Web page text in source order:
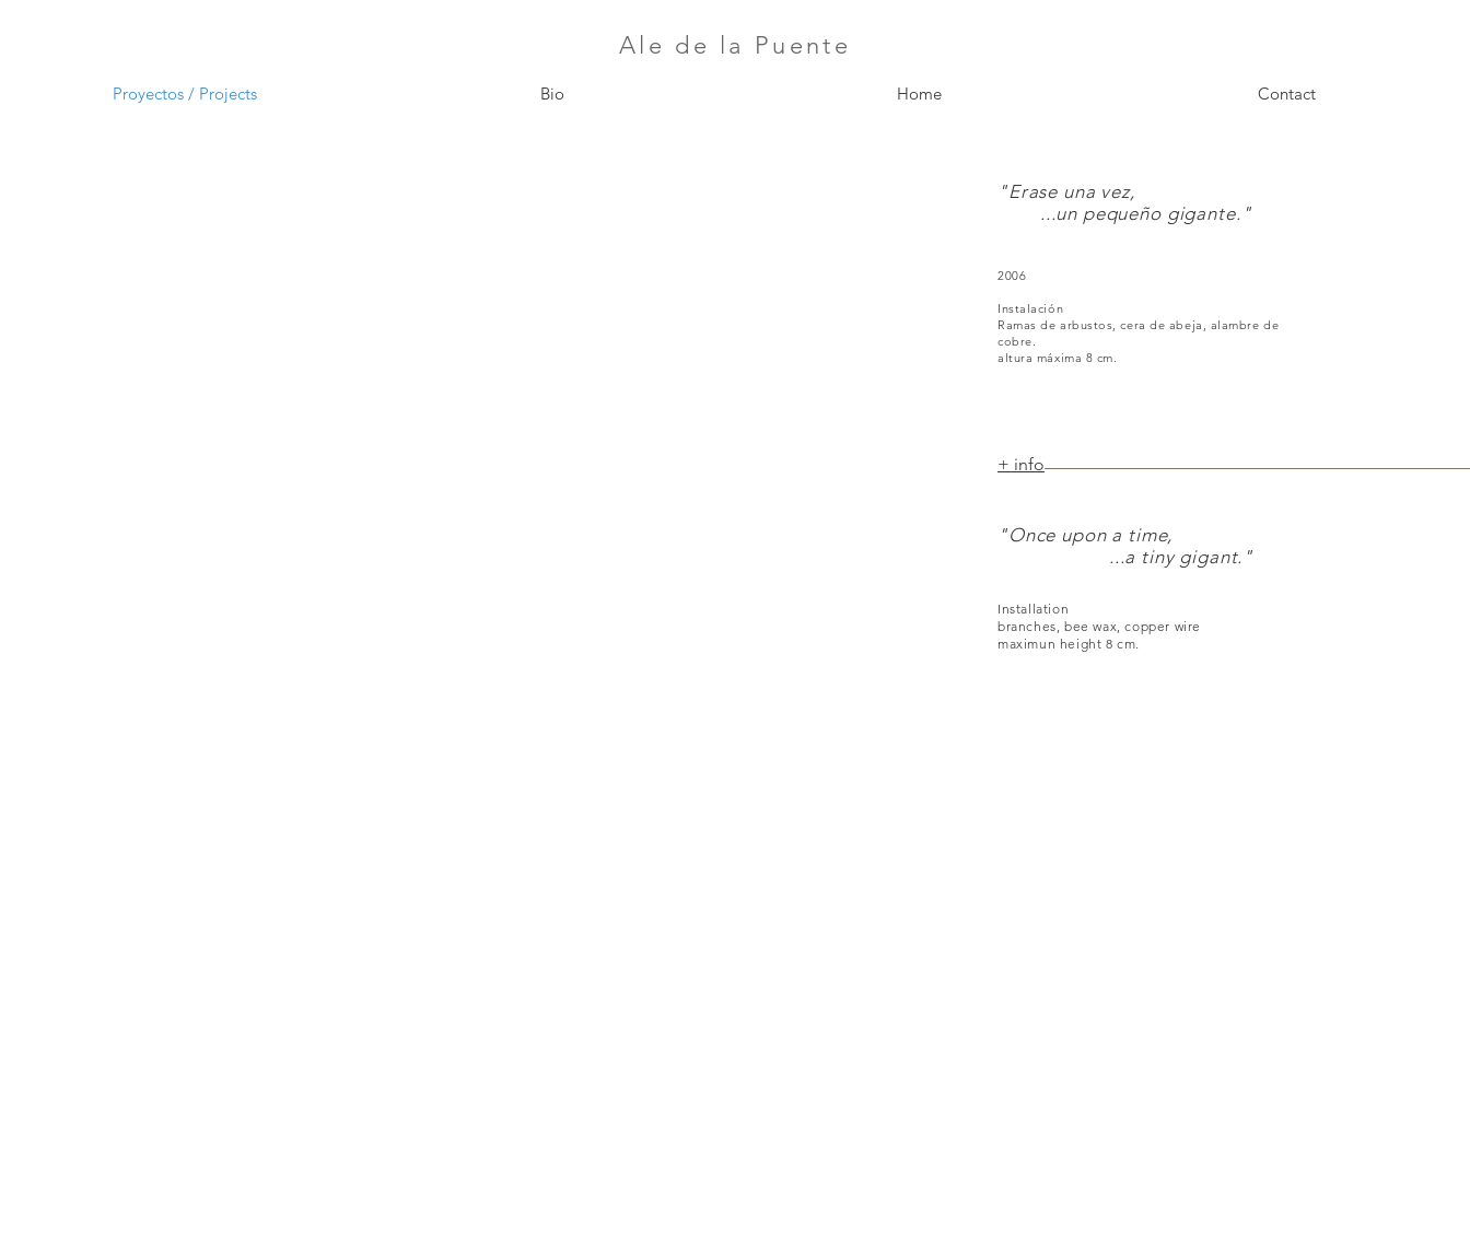
​Ale de la Puente
Proyectos / Projects Bio Home Contact
"Erase una vez,
...un pequeño gigante."
2006
Instalación
Ramas de arbustos, cera de abeja, alambre de
cobre.
altura máxima 8 cm.
+ info
"Once upon a time,
...a tiny gigant."
Installation
branches, bee wax, copper wire
maximun height 8 cm.